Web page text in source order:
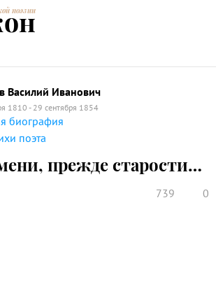
ЭНЦИКЛОПЕДИЯ
ПОЭЗИИ
поэзии
Василий Иванович
1810 - 29 сентября 1854
биография
поэта
прежде старости…
739 0